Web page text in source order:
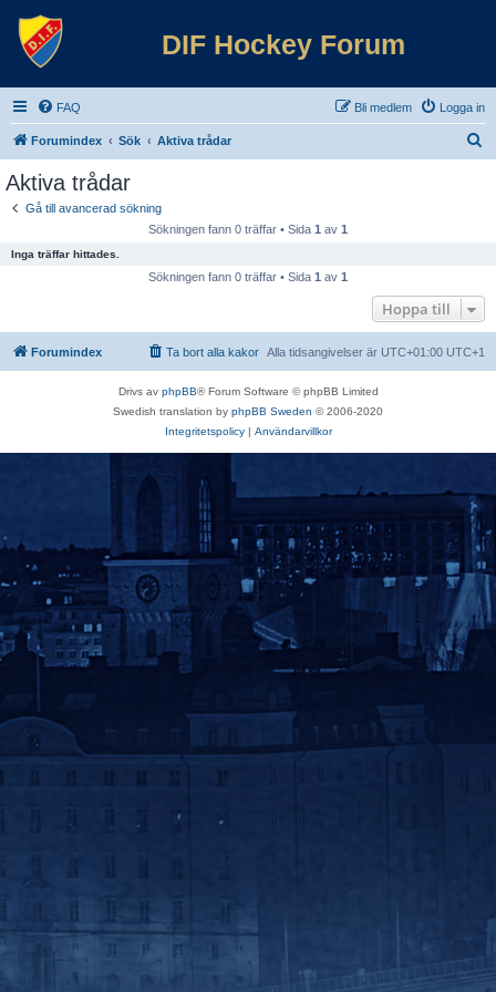
DIF Hockey Forum
FAQ Logga in
Bli medlem
Forumindex Sök Aktiva trådar
Aktiva trådar
Gå till avancerad sökning
Sökningen fann 0 träffar • Sida 1 av 1
Inga träffar hittades.
Sökningen fann 0 träffar • Sida 1 av 1
Hoppa till
Forumindex Alla tidsangivelser är UTC+01:00 UTC+1
Ta bort alla kakor
Drivs av phpBB® Forum Software © phpBB Limited
Swedish translation by phpBB Sweden © 2006-2020
Integritetspolicy| Användarvillkor